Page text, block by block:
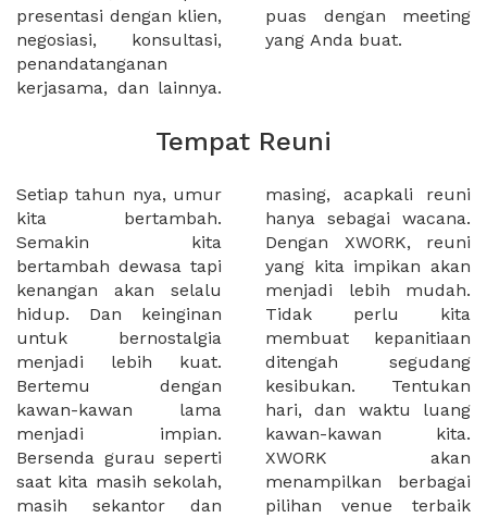
presentasi dengan klien,
negosiasi, konsultasi,
penandatanganan
kerjasama, dan lainnya.
puas dengan meeting
yang Anda buat.
Tempat Reuni
Setiap tahun nya, umur
kita bertambah.
Semakin kita
bertambah dewasa tapi
kenangan akan selalu
hidup. Dan keinginan
untuk bernostalgia
menjadi lebih kuat.
Bertemu dengan
kawan-kawan lama
menjadi impian.
Bersenda gurau seperti
saat kita masih sekolah,
masih sekantor dan
masing, acapkali reuni
hanya sebagai wacana.
Dengan XWORK, reuni
yang kita impikan akan
menjadi lebih mudah.
Tidak perlu kita
membuat kepanitiaan
ditengah segudang
kesibukan. Tentukan
hari, dan waktu luang
kawan-kawan kita.
XWORK akan
menampilkan berbagai
pilihan venue terbaik